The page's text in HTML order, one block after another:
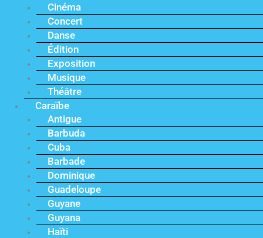
Cinéma
Concert
Danse
Édition
Exposition
Musique
Théâtre
Caraïbe
Antigue
Barbuda
Cuba
Barbade
Dominique
Guadeloupe
Guyane
Guyana
Haïti